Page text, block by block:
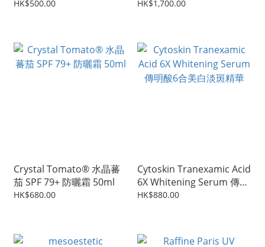
(1set10個）
HK$500.00 HK$1,700.00
Crystal Tomato® 水晶蕃
茄 SPF 79+ 防曬霜 50ml
HK$680.00
Cytoskin Tranexamic Acid
6X Whitening Serum 傳明
酸6合美白淡斑精華
HK$880.00